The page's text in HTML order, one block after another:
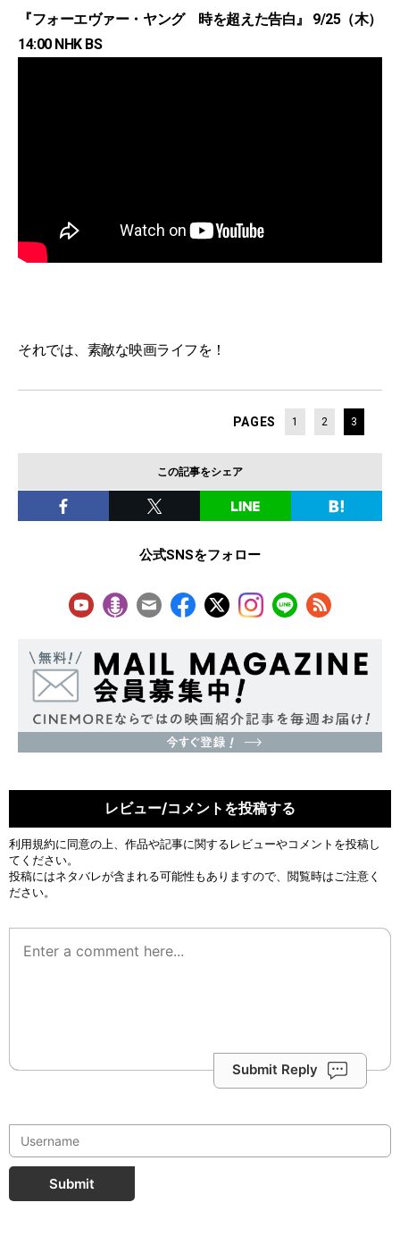
『フォーエヴァー・ヤング 時を超えた告白』 9/25（木）
14:00 NHK BS
それでは、素敵な映画ライフを！
PAGES 1 2 3
この記事をシェア
公式SNSをフォロー
レビュー/コメントを投稿する
利用規約に同意の上、作品や記事に関するレビューやコメントを投稿し
てください。
投稿にはネタバレが含まれる可能性もありますので、閲覧時はご注意く
ださい。
Submit Reply
Submit